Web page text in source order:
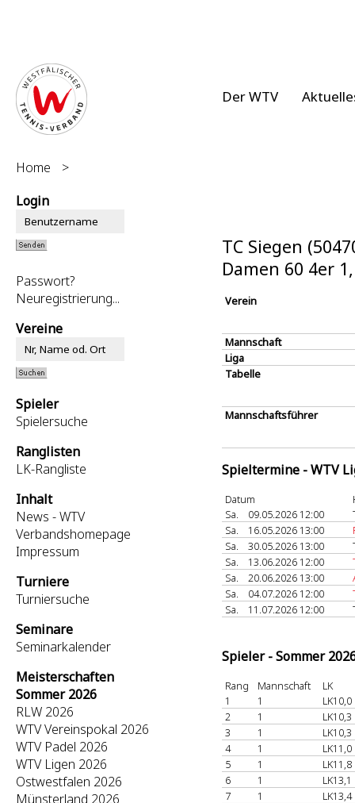
Der WTV
Home
>
Login
Passwort?
Neuregistrierung...
Vereine
Spieler
Spielersuche
Ranglisten
LK-Rangliste
Inhalt
News - WTV
Verbandshomepage
Impressum
Turniere
Turniersuche
Seminare
Seminarkalender
Meisterschaften
Sommer 2026
RLW 2026
WTV Vereinspokal 2026
WTV Padel 2026
WTV Ligen 2026
Ostwestfalen 2026
Münsterland 2026
TC Siegen
Damen 60 4er
Verein
Mannschaft
Liga
Tabelle
Mannschaftsführer
Spieltermine - WTV
Datum
Sa.
09.05.2026 12:00
Sa.
16.05.2026 13:00
Sa.
30.05.2026 13:00
Sa.
13.06.2026 12:00
Sa.
20.06.2026 13:00
Sa.
04.07.2026 12:00
Sa.
11.07.2026 12:00
Spieler - Sommer
Rang Mannschaft
LK
1
1
LK10,0
2
1
LK10,3
3
1
LK10,3
4
1
LK11,0
5
1
LK11,8
6
1
LK13,1
7
1
LK13,4